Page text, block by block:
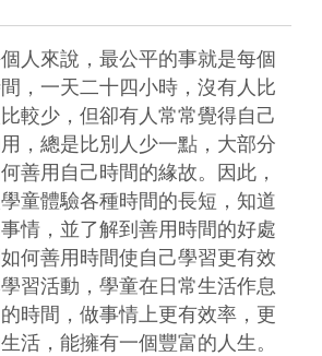
人來說，最公平的事就是每個
，一天二十四小時，沒有人比
較少，但卻有人常常覺得自己
，總是比別人少一點，大部分
善用自己時間的緣故。因此，
童體驗各種時間的長短，知道
情，並了解到善用時間的好處
何善用時間使自己學習更有效
習活動，學童在日常生活作息
時間，做事情上更有效率，更
活，能擁有一個豐富的人生。